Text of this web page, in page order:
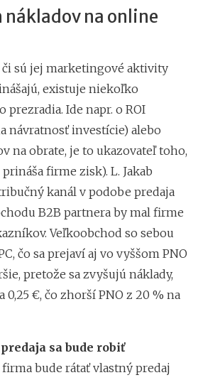
nákladov na online
sú jej marketingové aktivity
existuje niekoľko
prezradia. Ide napr. o ROI
návratnosť investície) alebo
na obrate, je to ukazovateľ toho,
firme zisk). L. Jakab
kanál v podobe predaja
B2B partnera by mal firme
Veľkoobchod so sebou
čo sa prejaví aj vo vyššom PNO
pretože sa zvyšujú náklady,
0,25 €, čo zhorší PNO z 20 % na
sa bude robiť
bude rátať vlastný predaj